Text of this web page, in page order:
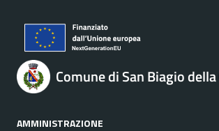
Comune di San Biagio
AMMINISTRAZIONE